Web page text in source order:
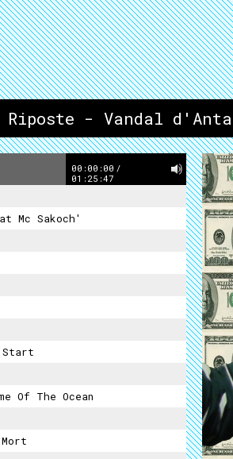
- Vandal
00:00:00 /
01:25:47
Mc Sakoch'
Start
Of The Ocean